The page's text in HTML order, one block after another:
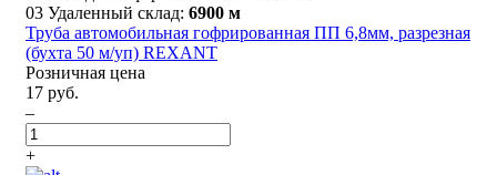
03 Удаленный склад: 6900 м
Трубa автомобильная гофрированная ПП 6,8мм, разрезная
(бухта 50 м/уп) REXANT
Розничная цена
17 руб.
–
+